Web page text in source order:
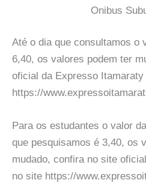
Onibus
Até o dia que consultamos o
6,40, os valores podem ter
oficial da Expresso
https://
Para os estudantes o valor
que pesquisamos é 3,40, os
mudado, confira no site
no site https://